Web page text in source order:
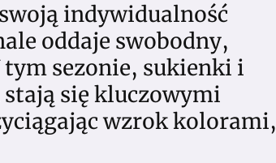
indywidualność
oddaje swobodny,
sezonie, sukienki i
się kluczowymi
wzrok kolorami,